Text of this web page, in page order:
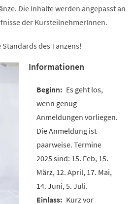
Die Inhalte werden angepasst an
der KursteilnehmerInnen.
des Tanzens!
Informationen
Es geht los,
wenn genug
Anmeldungen vorliegen.
Die Anmeldung ist
paarweise. Termine
2025 sind: 15. Feb, 15.
März, 12. April, 17. Mai,
14. Juni, 5. Juli.
Kurz vor